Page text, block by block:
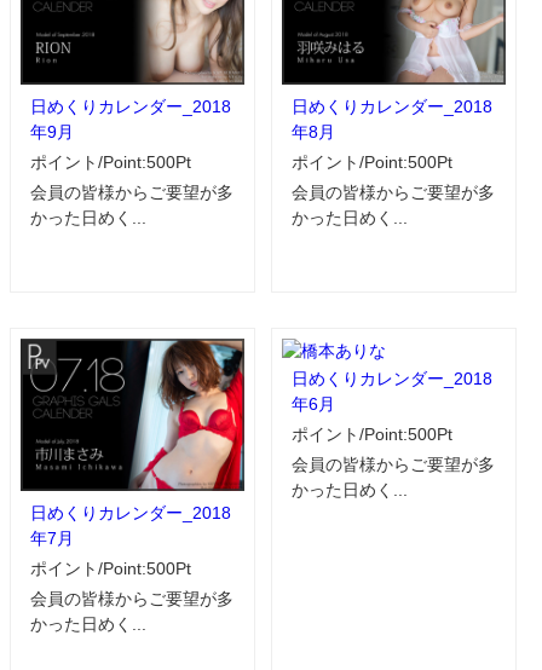
日めくりカレンダー_2018
年9月
ポイント/Point:500Pt
会員の皆様からご要望が多
かった日めく...
日めくりカレンダー_2018
年8月
ポイント/Point:500Pt
会員の皆様からご要望が多
かった日めく...
日めくりカレンダー_2018
年7月
ポイント/Point:500Pt
会員の皆様からご要望が多
かった日めく...
日めくりカレンダー_2018
年6月
ポイント/Point:500Pt
会員の皆様からご要望が多
かった日めく...